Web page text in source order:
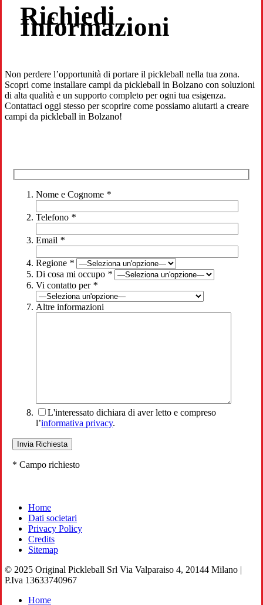
Richiedi
Informazioni
Non perdere l’opportunità di portare il pickleball nella tua zona.
Scopri come installare campi da pickleball in Bolzano con soluzioni
di alta qualità e un supporto completo per ogni tua esigenza.
Contattaci oggi stesso per scoprire come possiamo aiutarti a creare
campi da pickleball in Bolzano!
Nome e Cognome *
Telefono *
Email *
Regione *
Di cosa mi occupo *
Vi contatto per *
Altre informazioni
L'interessato dichiara di aver letto e compreso
l’informativa privacy.
* Campo richiesto
Home
Dati societari
Privacy Policy
Credits
Sitemap
© 2025 Original Pickleball Srl Via Valparaiso 4, 20144 Milano |
P.Iva 13633740967
Close
Home